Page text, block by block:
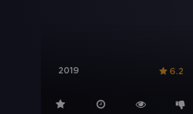
2019 6.2